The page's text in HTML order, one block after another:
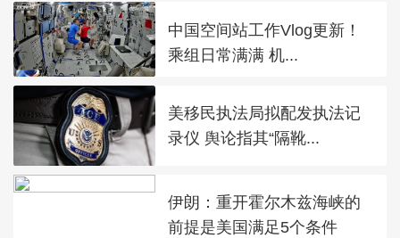
中国空间站工作Vlog更新！
乘组日常满满 机...
美移民执法局拟配发执法记
录仪 舆论指其“隔靴...
伊朗：重开霍尔木兹海峡的
前提是美国满足5个条件